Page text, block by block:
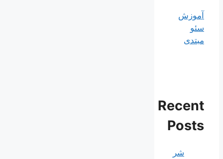
آموزش
سئو
مبتدی
Recent
Posts
شر